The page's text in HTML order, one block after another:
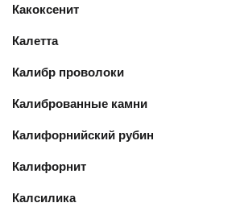
Какоксенит
Калетта
Калибр проволоки
Калиброванные камни
Калифорнийский рубин
Калифорнит
Калсилика